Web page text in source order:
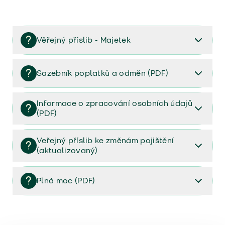
Věřejný příslib - Majetek
Věřejný příslib majetek 2023
Sazebník poplatků a odměn (PDF)
Sazebník poplatků a odměn (PDF)
Informace o zpracování osobních údajů
(PDF)
Informace o zpracování osobních údajů (PDF)
Veřejný příslib ke změnám pojištění
(aktualizovaný)
Veřejný příslib ke změnám pojištění (aktualizovaný)
Plná moc (PDF)